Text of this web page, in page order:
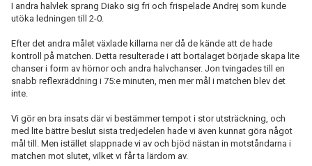
I andra halvlek sprang Diako sig fri och frispelade Andrej som kunde
utöka ledningen till 2-0.
Efter det andra målet växlade killarna ner då de kände att de hade
kontroll på matchen. Detta resulterade i att bortalaget började skapa lite
chanser i form av hörnor och andra halvchanser. Jon tvingades till en
snabb reflexräddning i 75:e minuten, men mer mål i matchen blev det
inte.
Vi gör en bra insats där vi bestämmer tempot i stor utsträckning, och
med lite bättre beslut sista tredjedelen hade vi även kunnat göra något
mål till. Men istället slappnade vi av och bjöd nästan in motståndarna i
matchen mot slutet, vilket vi får ta lärdom av.